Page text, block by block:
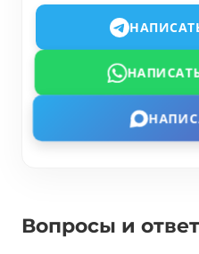
НАПИСАТЬ
НАПИСАТЬ
Вопросы и